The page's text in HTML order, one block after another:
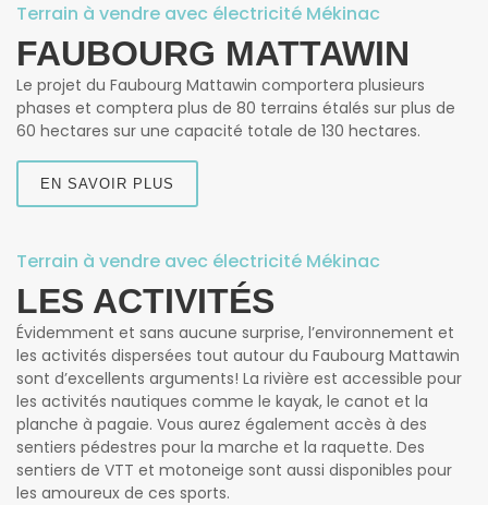
Terrain à vendre avec électricité Mékinac
FAUBOURG MATTAWIN
Le projet du Faubourg Mattawin comportera plusieurs
phases et comptera plus de 80 terrains étalés sur plus de
60 hectares sur une capacité totale de 130 hectares.
EN SAVOIR PLUS
Terrain à vendre avec électricité Mékinac
LES ACTIVITÉS
Évidemment et sans aucune surprise, l’environnement et
les activités dispersées tout autour du Faubourg Mattawin
sont d’excellents arguments! La rivière est accessible pour
les activités nautiques comme le kayak, le canot et la
planche à pagaie. Vous aurez également accès à des
sentiers pédestres pour la marche et la raquette. Des
sentiers de VTT et motoneige sont aussi disponibles pour
les amoureux de ces sports.